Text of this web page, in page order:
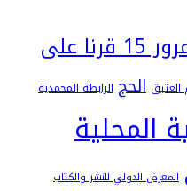
إحياء ذكرى مرور 15 قرنا على
الرابطة المحمدية
للنشر والكتاب